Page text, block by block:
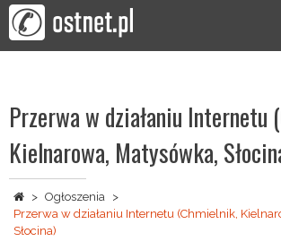
Skip
to
content
Spółdzielnia Telekomunikacyjna
Przerwa w działaniu Internetu
Kielnarowa, Matysówka,
> Ogłoszenia >
Przerwa w działaniu Internetu (Chmielnik,
Słocina)